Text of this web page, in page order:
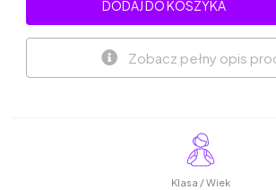
DODAJ DO KOSZYKA
Zobacz pełny opis
Klasa / Wiek